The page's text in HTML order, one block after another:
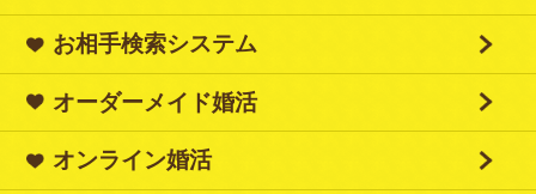
お相手検索システム
オーダーメイド婚活
オンライン婚活